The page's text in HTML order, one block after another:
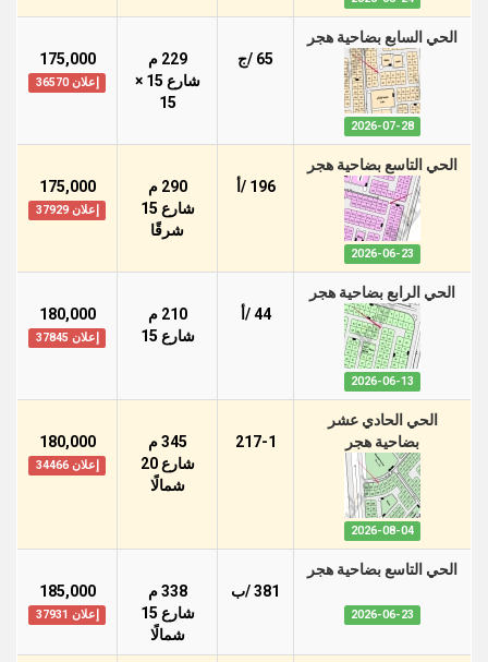
الحي السابع بضاحية هجر
2026-07-28
65 /ج
229 م
شارع 15 ×
15
175,000
إعلان 36570
الحي التاسع بضاحية هجر
2026-06-23
196 /أ
290 م
شارع 15
شرقًا
175,000
إعلان 37929
الحي الرابع بضاحية هجر
2026-06-13
44 /أ
210 م
شارع 15
180,000
إعلان 37845
الحي الحادي عشر
بضاحية هجر
2026-08-04
217-1
345 م
شارع 20
شمالًا
180,000
إعلان 34466
الحي التاسع بضاحية هجر
2026-06-23
381 /ب
338 م
شارع 15
شمالًا
185,000
إعلان 37931